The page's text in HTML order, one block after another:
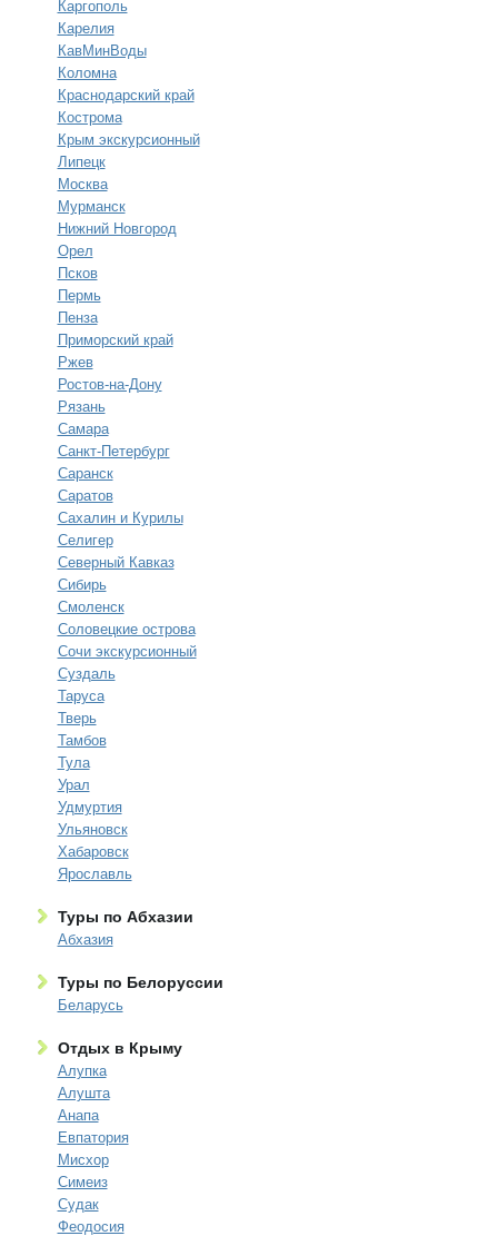
Каргополь
Карелия
КавМинВоды
Коломна
Краснодарский край
Кострома
Крым экскурсионный
Липецк
Москва
Мурманск
Нижний Новгород
Орел
Псков
Пермь
Пенза
Приморский край
Ржев
Ростов-на-Дону
Рязань
Самара
Санкт-Петербург
Саранск
Саратов
Сахалин и Курилы
Селигер
Северный Кавказ
Сибирь
Смоленск
Соловецкие острова
Сочи экскурсионный
Суздаль
Таруса
Тверь
Тамбов
Тула
Урал
Удмуртия
Ульяновск
Хабаровск
Ярославль
Туры по Абхазии
Абхазия
Туры по Белоруссии
Беларусь
Отдых в Крыму
Алупка
Алушта
Анапа
Евпатория
Мисхор
Симеиз
Судак
Феодосия